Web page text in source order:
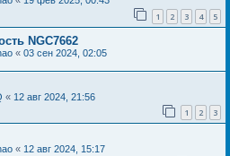
1 2 3 4 5
NGC7662
« 03 сен 2024, 02:05
« 12 авг 2024, 21:56
1 2 3
« 12 авг 2024, 15:17